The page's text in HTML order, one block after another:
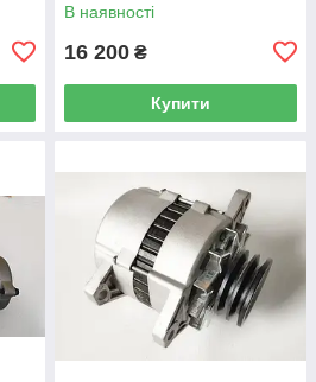
В наявності
16 200 ₴
Купити